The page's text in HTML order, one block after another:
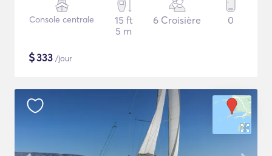
Console centrale
15 ft
5 m
6 Croisière 0
$333 /jour